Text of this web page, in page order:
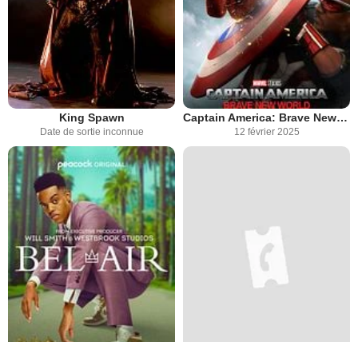
King Spawn
Date de sortie inconnue
Captain America: Brave New World
12 février 2025